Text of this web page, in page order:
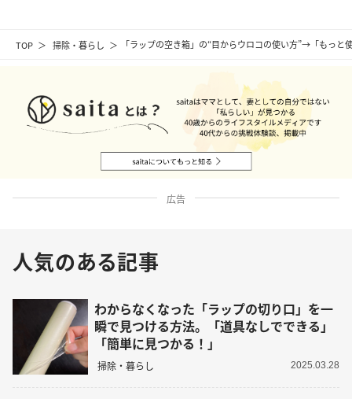
TOP 掃除・暮らし 「ラップの空き箱」の“目からウロコの使い方”→「もっ
広告
人気のある記事
わからなくなった「ラップの切り口」を一
瞬で見つける方法。「道具なしでできる」
「簡単に見つかる！」
掃除・暮らし 2025.03.28